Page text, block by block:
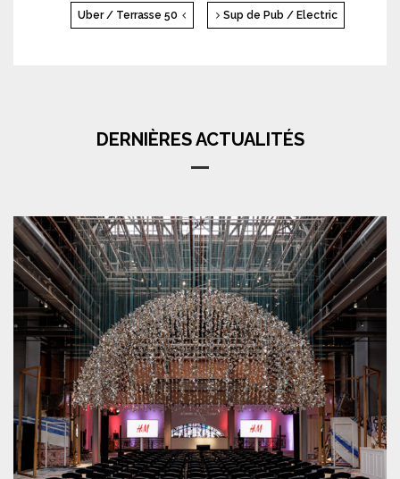
Uber / Terrasse 50 Sup de Pub / Electric
DERNIÈRES ACTUALITÉS